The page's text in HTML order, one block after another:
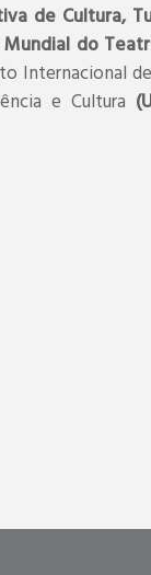
de Cultura,
Mundial do
Internacional
e Cultura